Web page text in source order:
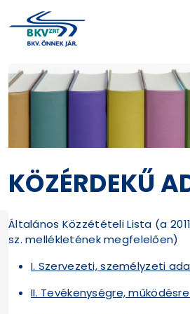
KÖZÉRDEKŰ
Általános Közzétételi Lista (a
sz. mellékletének megfelelően)
I. Szervezeti, személyzeti
II. Tevékenységre,